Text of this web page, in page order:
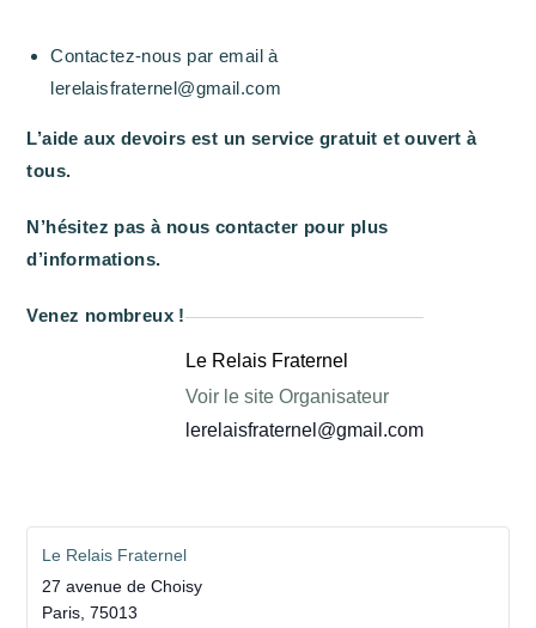
Contactez-nous par email à
lerelaisfraternel@gmail.com
L’aide aux devoirs est un service gratuit et ouvert à
tous.
N’hésitez pas à nous contacter pour plus
d’informations.
Venez nombreux !
Le Relais Fraternel
Voir le site Organisateur
lerelaisfraternel@gmail.com
Le Relais Fraternel
27 avenue de Choisy
Paris 75013